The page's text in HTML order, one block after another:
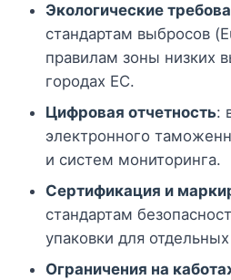
Экологические
стандартам выбросов
правилам зоны низких
городах ЕС.
Цифровая отчетность:
электронного
и систем мониторинга.
Сертификация и
стандартам
упаковки для
Ограничения на